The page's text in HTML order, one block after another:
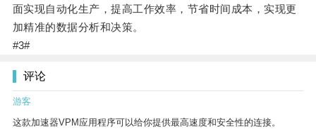
面实现自动化生产，提高工作效率，节省时间成本，实现更
加精准的数据分析和决策。
#3#
评论
游客
这款加速器VPM应用程序可以给你提供最高速度和安全性的连接。